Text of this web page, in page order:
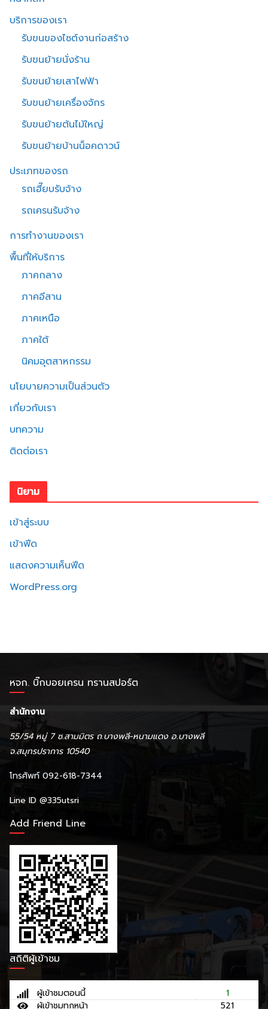
บริการของเรา
รับขนของไซต์งานก่อสร้าง
รับขนย้ายนั่งร้าน
รับขนย้ายเสาไฟฟ้า
รับขนย้ายเครื่องจักร
รับขนย้ายต้นไม้ใหญ่
รับขนย้ายบ้านน็อคดาวน์
ประเภทของรถ
รถเฮี๊ยบรับจ้าง
รถเครนรับจ้าง
การทำงานของเรา
พื้นที่ให้บริการ
ภาคกลาง
ภาคอีสาน
ภาคเหนือ
ภาคใต้
นิคมอุตสาหกรรม
นโยบายความเป็นส่วนตัว
เกี่ยวกับเรา
บทความ
ติดต่อเรา
นิยาม
เข้าสู่ระบบ
เข้าฟีด
แสดงความเห็นฟีด
WordPress.org
หจก. บิ๊กบอยเครน ทรานสปอร์ต
สำนักงาน
55/54 หมู่ 7 ซ.สามมิตร ถ.บางพลี-หนามแดง อ.บางพลี
จ.สมุทรปราการ 10540
โทรศัพท์ 092-618-7344
Line ID @335utsri
Add Friend Line
สถิติผู้เข้าชม
ผู้เข้าชมตอนนี้
1
ผู้เข้าชมทุกหน้า
521